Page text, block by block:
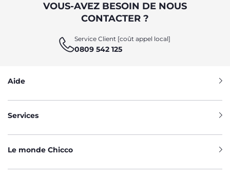
VOUS-AVEZ BESOIN DE NOUS
CONTACTER ?
Service Client [coût appel local]
0809 542 125
Aide
Services
Le monde Chicco